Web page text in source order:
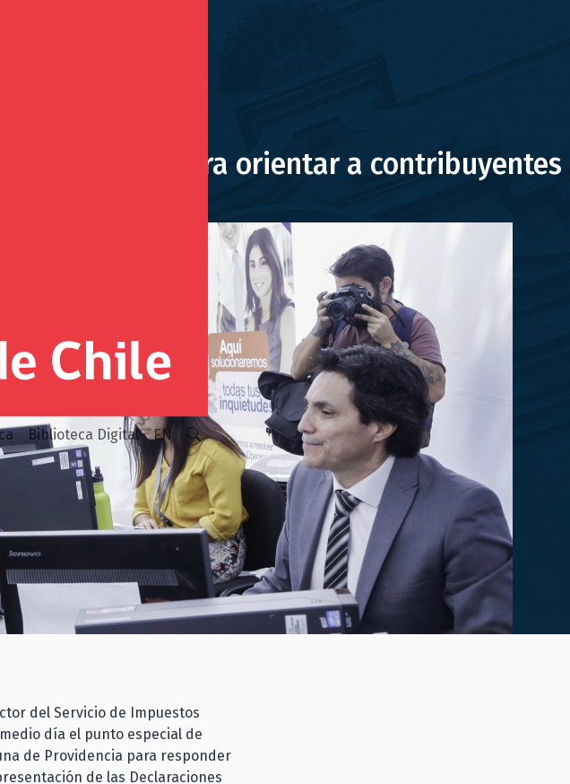
Biblioteca Digital EN
del SII para orientar a contribuyentes
del Servicio de Impuestos
día el punto especial de
de Providencia para responder
de las Declaraciones